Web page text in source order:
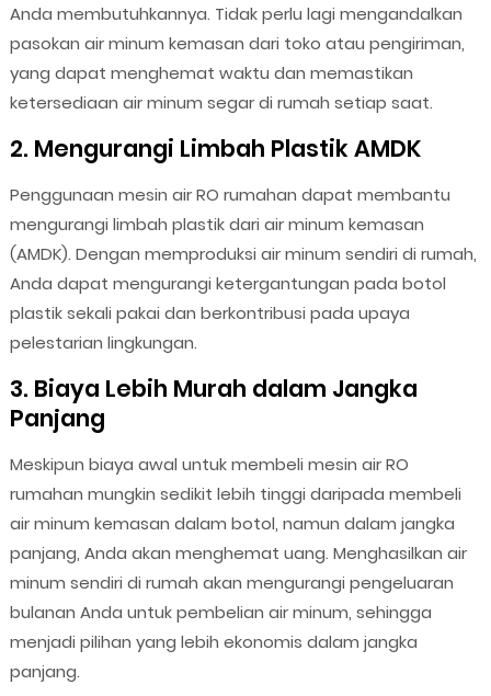
Anda membutuhkannya. Tidak perlu lagi mengandalkan
pasokan air minum kemasan dari toko atau pengiriman,
yang dapat menghemat waktu dan memastikan
ketersediaan air minum segar di rumah setiap saat.
2. Mengurangi Limbah Plastik AMDK
Penggunaan mesin air RO rumahan dapat membantu
mengurangi limbah plastik dari air minum kemasan
(AMDK). Dengan memproduksi air minum sendiri di rumah,
Anda dapat mengurangi ketergantungan pada botol
plastik sekali pakai dan berkontribusi pada upaya
pelestarian lingkungan.
3. Biaya Lebih Murah dalam Jangka
Panjang
Meskipun biaya awal untuk membeli mesin air RO
rumahan mungkin sedikit lebih tinggi daripada membeli
air minum kemasan dalam botol, namun dalam jangka
panjang, Anda akan menghemat uang. Menghasilkan air
minum sendiri di rumah akan mengurangi pengeluaran
bulanan Anda untuk pembelian air minum, sehingga
menjadi pilihan yang lebih ekonomis dalam jangka
panjang.